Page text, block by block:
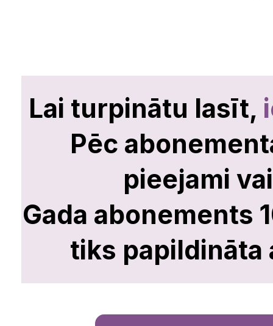
Kā sestdien
izteicās jurists
Aldis Gobzems –
nav pieļaujami
publiski un
Lai turpinātu lasīt,
Pēc
pieejami
Gada abonements
tiks papildināta